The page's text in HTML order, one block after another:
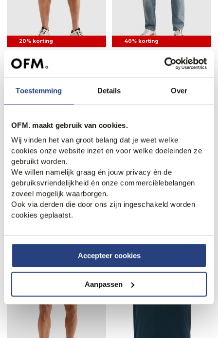
Toestemming Details Over
OFM. maakt gebruik van cookies.
Wij vinden het van groot belang dat je weet welke
cookies onze website inzet en voor welke doeleinden ze
gebruikt worden.
We willen namelijk graag én jouw privacy én de
gebruiksvriendelijkheid én onze commerciëlebelangen
zoveel mogelijk waarborgen.
Ook via derden die door ons zijn ingeschakeld worden
cookies geplaatst.
Accepteer cookies
Aanpassen
20% korting
89,99
71,95
40% korting
30% korting 50% korting